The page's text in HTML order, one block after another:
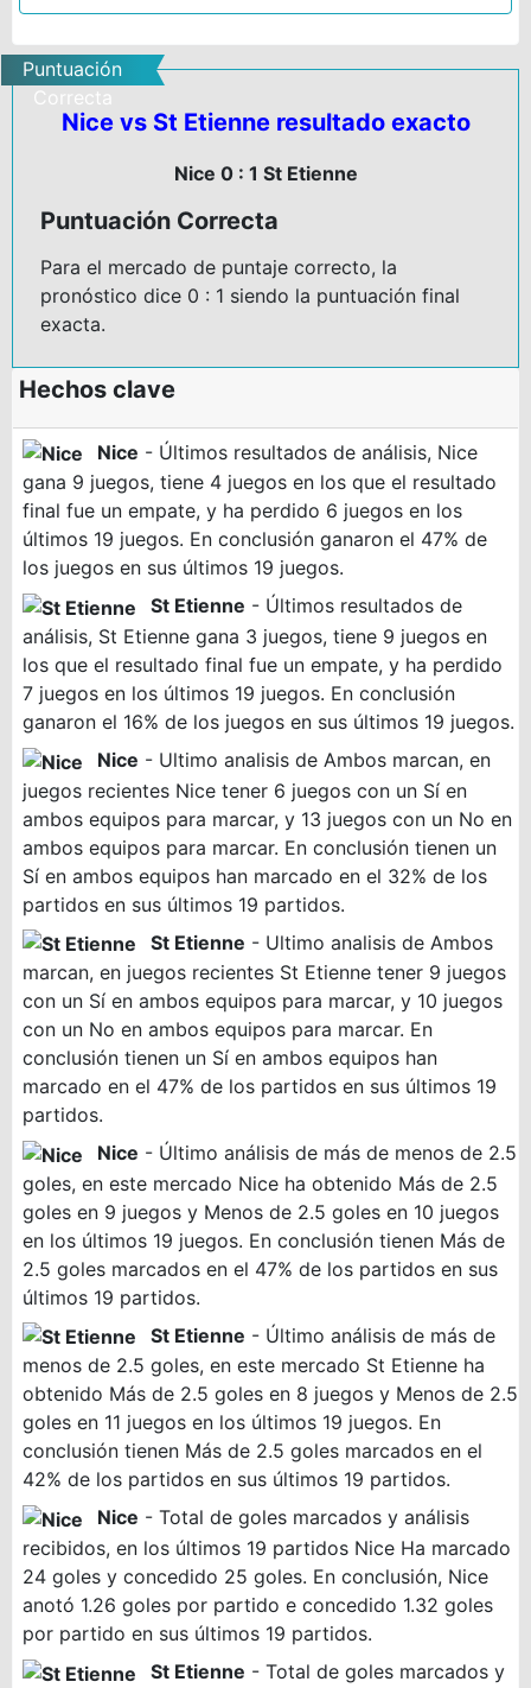
Puntuación
Correcta
Nice vs St Etienne resultado exacto
Nice 0 : 1 St Etienne
Puntuación Correcta
Para el mercado de puntaje correcto, la
pronóstico dice 0 : 1 siendo la puntuación final
exacta.
Hechos clave
Nice - Últimos resultados de análisis, Nice
gana 9 juegos, tiene 4 juegos en los que el resultado
final fue un empate, y ha perdido 6 juegos en los
últimos 19 juegos. En conclusión ganaron el 47% de
los juegos en sus últimos 19 juegos.
St Etienne - Últimos resultados de
análisis, St Etienne gana 3 juegos, tiene 9 juegos en
los que el resultado final fue un empate, y ha perdido
7 juegos en los últimos 19 juegos. En conclusión
ganaron el 16% de los juegos en sus últimos 19 juegos.
Nice - Ultimo analisis de Ambos marcan, en
juegos recientes Nice tener 6 juegos con un Sí en
ambos equipos para marcar, y 13 juegos con un No en
ambos equipos para marcar. En conclusión tienen un
Sí en ambos equipos han marcado en el 32% de los
partidos en sus últimos 19 partidos.
St Etienne - Ultimo analisis de Ambos
marcan, en juegos recientes St Etienne tener 9 juegos
con un Sí en ambos equipos para marcar, y 10 juegos
con un No en ambos equipos para marcar. En
conclusión tienen un Sí en ambos equipos han
marcado en el 47% de los partidos en sus últimos 19
partidos.
Nice - Último análisis de más de menos de 2.5
goles, en este mercado Nice ha obtenido Más de 2.5
goles en 9 juegos y Menos de 2.5 goles en 10 juegos
en los últimos 19 juegos. En conclusión tienen Más de
2.5 goles marcados en el 47% de los partidos en sus
últimos 19 partidos.
St Etienne - Último análisis de más de
menos de 2.5 goles, en este mercado St Etienne ha
obtenido Más de 2.5 goles en 8 juegos y Menos de 2.5
goles en 11 juegos en los últimos 19 juegos. En
conclusión tienen Más de 2.5 goles marcados en el
42% de los partidos en sus últimos 19 partidos.
Nice - Total de goles marcados y análisis
recibidos, en los últimos 19 partidos Nice Ha marcado
24 goles y concedido 25 goles. En conclusión, Nice
anotó 1.26 goles por partido e concedido 1.32 goles
por partido en sus últimos 19 partidos.
St Etienne - Total de goles marcados y